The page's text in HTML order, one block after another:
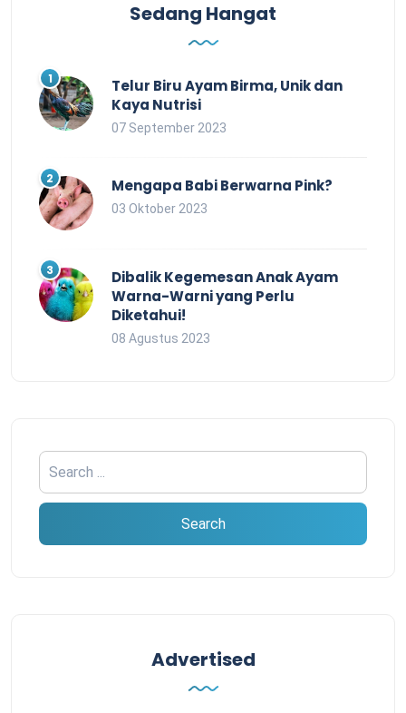
Sedang Hangat
Telur Biru Ayam Birma, Unik dan
Kaya Nutrisi
07 September 2023
Mengapa Babi Berwarna Pink?
03 Oktober 2023
Dibalik Kegemesan Anak Ayam
Warna-Warni yang Perlu
Diketahui!
08 Agustus 2023
Advertised